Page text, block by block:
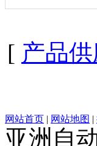
[ 产品
网站首页 | 网站地图 |
亚洲自